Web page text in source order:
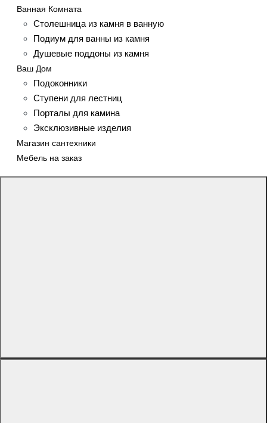
Ванная Комната
Столешница из камня в ванную
Подиум для ванны из камня
Душевые поддоны из камня
Ваш Дом
Подоконники
Ступени для лестниц
Порталы для камина
Эксклюзивные изделия
Магазин сантехники
Мебель на заказ